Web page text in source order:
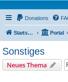
Donations
Startseite Portal
Sonstiges
Neues Thema